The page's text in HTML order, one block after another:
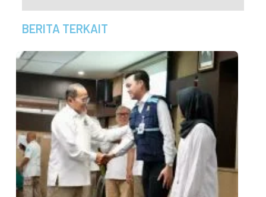
BERITA TERKAIT